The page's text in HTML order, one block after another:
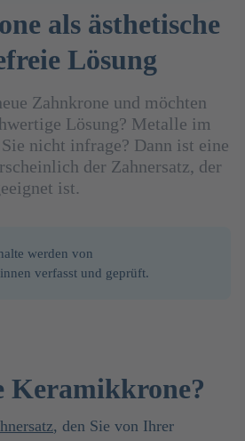
als ästhetische
Lösung
Zahnkrone und möchten
Lösung? Metalle im
nicht infrage? Dann ist eine
der Zahnersatz, der
ist.
werden von
verfasst und geprüft.
Keramikkrone?
, den Sie von Ihrer